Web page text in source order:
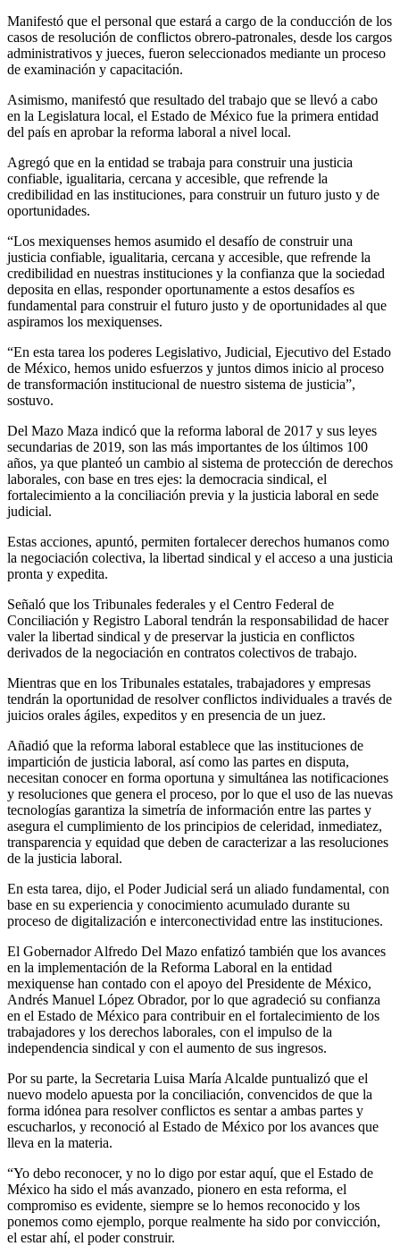
Manifestó que el personal que estará a cargo de la conducción de los
casos de resolución de conflictos obrero-patronales, desde los cargos
administrativos y jueces, fueron seleccionados mediante un proceso
de examinación y capacitación.
Asimismo, manifestó que resultado del trabajo que se llevó a cabo
en la Legislatura local, el Estado de México fue la primera entidad
del país en aprobar la reforma laboral a nivel local.
Agregó que en la entidad se trabaja para construir una justicia
confiable, igualitaria, cercana y accesible, que refrende la
credibilidad en las instituciones, para construir un futuro justo y de
oportunidades.
“Los mexiquenses hemos asumido el desafío de construir una
justicia confiable, igualitaria, cercana y accesible, que refrende la
credibilidad en nuestras instituciones y la confianza que la sociedad
deposita en ellas, responder oportunamente a estos desafíos es
fundamental para construir el futuro justo y de oportunidades al que
aspiramos los mexiquenses.
“En esta tarea los poderes Legislativo, Judicial, Ejecutivo del Estado
de México, hemos unido esfuerzos y juntos dimos inicio al proceso
de transformación institucional de nuestro sistema de justicia”,
sostuvo.
Del Mazo Maza indicó que la reforma laboral de 2017 y sus leyes
secundarias de 2019, son las más importantes de los últimos 100
años, ya que planteó un cambio al sistema de protección de derechos
laborales, con base en tres ejes: la democracia sindical, el
fortalecimiento a la conciliación previa y la justicia laboral en sede
judicial.
Estas acciones, apuntó, permiten fortalecer derechos humanos como
la negociación colectiva, la libertad sindical y el acceso a una justicia
pronta y expedita.
Señaló que los Tribunales federales y el Centro Federal de
Conciliación y Registro Laboral tendrán la responsabilidad de hacer
valer la libertad sindical y de preservar la justicia en conflictos
derivados de la negociación en contratos colectivos de trabajo.
Mientras que en los Tribunales estatales, trabajadores y empresas
tendrán la oportunidad de resolver conflictos individuales a través de
juicios orales ágiles, expeditos y en presencia de un juez.
Añadió que la reforma laboral establece que las instituciones de
impartición de justicia laboral, así como las partes en disputa,
necesitan conocer en forma oportuna y simultánea las notificaciones
y resoluciones que genera el proceso, por lo que el uso de las nuevas
tecnologías garantiza la simetría de información entre las partes y
asegura el cumplimiento de los principios de celeridad, inmediatez,
transparencia y equidad que deben de caracterizar a las resoluciones
de la justicia laboral.
En esta tarea, dijo, el Poder Judicial será un aliado fundamental, con
base en su experiencia y conocimiento acumulado durante su
proceso de digitalización e interconectividad entre las instituciones.
El Gobernador Alfredo Del Mazo enfatizó también que los avances
en la implementación de la Reforma Laboral en la entidad
mexiquense han contado con el apoyo del Presidente de México,
Andrés Manuel López Obrador, por lo que agradeció su confianza
en el Estado de México para contribuir en el fortalecimiento de los
trabajadores y los derechos laborales, con el impulso de la
independencia sindical y con el aumento de sus ingresos.
Por su parte, la Secretaria Luisa María Alcalde puntualizó que el
nuevo modelo apuesta por la conciliación, convencidos de que la
forma idónea para resolver conflictos es sentar a ambas partes y
escucharlos, y reconoció al Estado de México por los avances que
lleva en la materia.
“Yo debo reconocer, y no lo digo por estar aquí, que el Estado de
México ha sido el más avanzado, pionero en esta reforma, el
compromiso es evidente, siempre se lo hemos reconocido y los
ponemos como ejemplo, porque realmente ha sido por convicción,
el estar ahí, el poder construir.